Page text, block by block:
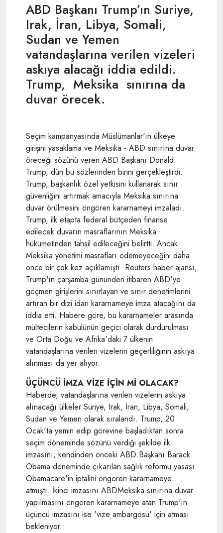
ABD Başkanı Trump’ın Suriye,
Irak, İran, Libya, Somali,
Sudan ve Yemen
vatandaşlarına verilen vizeleri
askıya alacağı iddia edildi.
Trump, Meksika sınırına da
duvar örecek.
Seçim kampanyasında Müslümanlar'ın ülkeye
girişini yasaklama ve Meksika - ABD sınırına duvar
öreceği sözünü veren ABD Başkanı Donald
Trump, dün bu sözlerinden birini gerçekleştirdi.
Trump, başkanlık özel yetkisini kullanarak sınır
güvenliğini artırmak amacıyla Meksika sınırına
duvar örülmesini öngören kararnameyi imzaladı.
Trump, ilk etapta federal bütçeden finanse
edilecek duvarın masraflarının Meksika
hükümetinden tahsil edileceğini belirtti. Ancak
Meksika yönetimi masrafları ödemeyeceğini daha
önce bir çok kez açıklamıştı. Reuters haber ajansı,
Trump'ın çarşamba gününden itibaren ABD'ye
göçmen girişlerini sınırlayan ve sınır denetimlerini
artıran bir dizi idari kararnameye imza atacağını da
iddia etti. Habere göre, bu kararnameler arasında
mültecilerin kabulünün geçici olarak durdurulması
ve Orta Doğu ve Afrika'daki 7 ülkenin
vatandaşlarına verilen vizelerin geçerliliğinin askıya
alınması da yer alıyor.
ÜÇÜNCÜ İMZA VİZE İÇİN Mİ OLACAK?
Haberde, vatandaşlarına verilen vizelerin askıya
alınacağı ülkeler Suriye, Irak, İran, Libya, Somali,
Sudan ve Yemen olarak sıralandı. Trump, 20
Ocak'ta yemin edip görevine başladıktan sonra
seçim döneminde sözünü verdiği şekilde ilk
imzasını, kendinden önceki ABD Başkanı Barack
Obama döneminde çıkarılan sağlık reformu yasası
Obamacare'in iptalini öngören kararnameye
atmıştı. İkinci imzasını ABDMeksika sınırına duvar
yapılmasını öngören kararnameye atan Trump'ın
üçüncü imzasını ise 'vize ambargosu' için atması
bekleniyor.